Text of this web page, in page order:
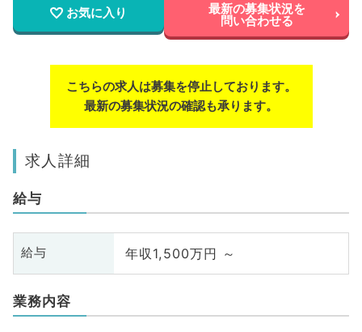
お気に入り 最新の募集状況を
問い合わせる
こちらの求人は募集を停止しております。
最新の募集状況の確認も承ります。
求人詳細
給与
給与 年収1,500万円 ～
業務内容